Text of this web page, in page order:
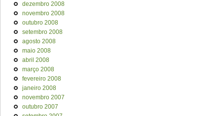
dezembro 2008
novembro 2008
outubro 2008
setembro 2008
agosto 2008
maio 2008
abril 2008
março 2008
fevereiro 2008
janeiro 2008
novembro 2007
outubro 2007